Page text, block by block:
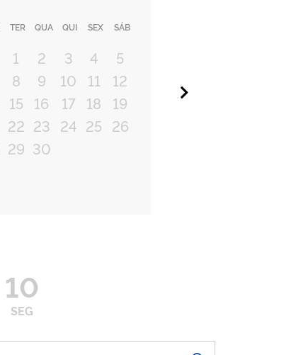
TER QUA QUI SEX SÁB
1 2 3 4
5
8 9 10 11
12
15 16 17 18
19
22 23 24 25 26
29 30
10
SEG